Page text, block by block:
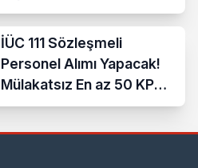
ve Lise
İÜC 111 Sözleşmeli
Personel Alımı Yapacak!
Mülakatsız En az 50 KPSS
ve Lise Mezunu